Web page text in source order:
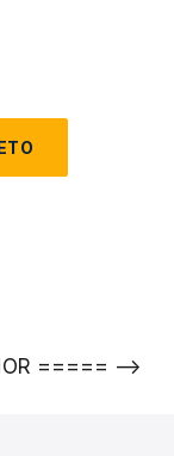
===== –>